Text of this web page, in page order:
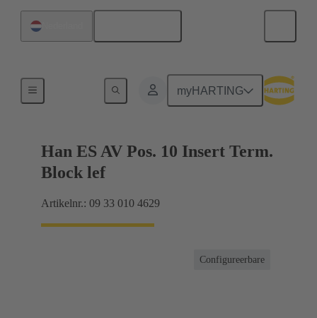
myHARTING
Connector klemmenblok
Han ES AV Pos. 10 Insert Term.
Block lef
Artikelnr.: 09 33 010 4629
Configureerbare